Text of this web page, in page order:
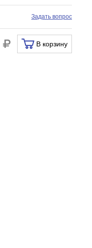
Задать вопрос
В корзину